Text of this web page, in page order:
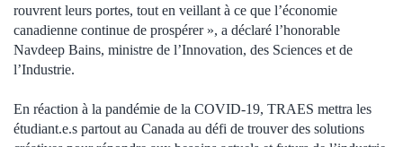
rouvrent leurs portes, tout en veillant à ce que l’économie
canadienne continue de prospérer », a déclaré l’honorable
Navdeep Bains, ministre de l’Innovation, des Sciences et de
l’Industrie.
En réaction à la pandémie de la COVID-19, TRAES mettra les
étudiant.e.s partout au Canada au défi de trouver des solutions